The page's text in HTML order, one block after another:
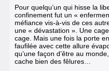
Pour quelqu’un qui hisse la
confinement fut un «
méfiance vis-à-vis de ces
une « dévastation ». Une
cage. Mais une fois la porte
faufilée avec cette allure
qu’une façon d’être au
cache bien des fêlures…